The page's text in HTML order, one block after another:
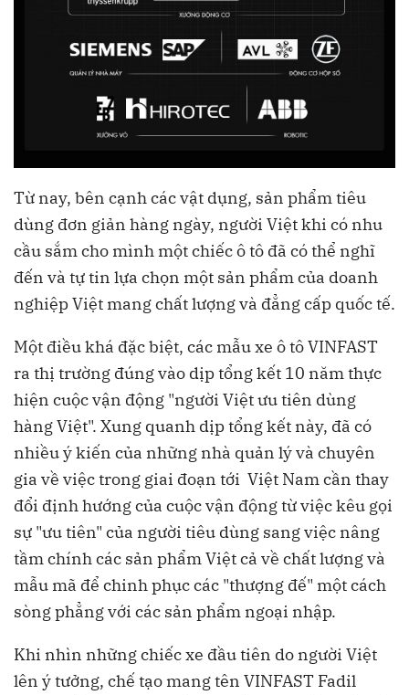
Từ nay, bên cạnh các vật dụng, sản phẩm tiêu
dùng đơn giản hàng ngày, người Việt khi có nhu
cầu sắm cho mình một chiếc ô tô đã có thể nghĩ
đến và tự tin lựa chọn một sản phẩm của doanh
nghiệp Việt mang chất lượng và đẳng cấp quốc tế.
Một điều khá đặc biệt, các mẫu xe ô tô VINFAST
ra thị trường đúng vào dịp tổng kết 10 năm thực
hiện cuộc vận động "người Việt ưu tiên dùng
hàng Việt". Xung quanh dịp tổng kết này, đã có
nhiều ý kiến của những nhà quản lý và chuyên
gia về việc trong giai đoạn tới Việt Nam cần thay
đổi định hướng của cuộc vận động từ việc kêu gọi
sự "ưu tiên" của người tiêu dùng sang việc nâng
tầm chính các sản phẩm Việt cả về chất lượng và
mẫu mã để chinh phục các "thượng đế" một cách
sòng phẳng với các sản phẩm ngoại nhập.
Khi nhìn những chiếc xe đầu tiên do người Việt
lên ý tưởng, chế tạo mang tên VINFAST Fadil